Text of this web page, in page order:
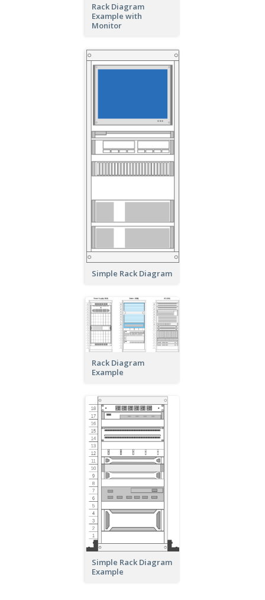
Rack Diagram
Example with
Monitor
Simple Rack Diagram
Rack Diagram
Example
Simple Rack Diagram
Example